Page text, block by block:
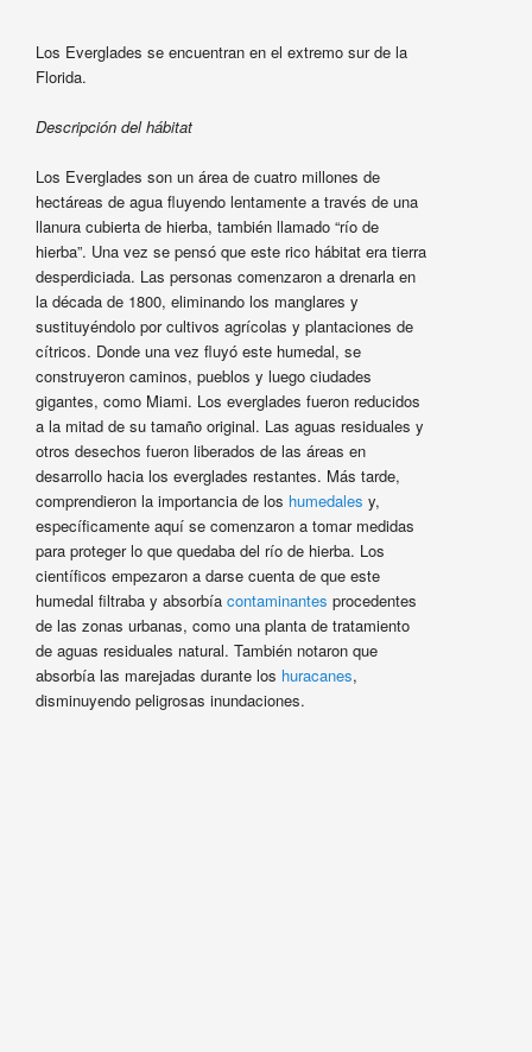
Los Everglades se encuentran en el extremo sur de la
Florida.
Descripción del hábitat
Los Everglades son un área de cuatro millones de
hectáreas de agua fluyendo lentamente a través de una
llanura cubierta de hierba, también llamado “río de
hierba”. Una vez se pensó que este rico hábitat era tierra
desperdiciada. Las personas comenzaron a drenarla en
la década de 1800, eliminando los manglares y
sustituyéndolo por cultivos agrícolas y plantaciones de
cítricos. Donde una vez fluyó este humedal, se
construyeron caminos, pueblos y luego ciudades
gigantes, como Miami. Los everglades fueron reducidos
a la mitad de su tamaño original. Las aguas residuales y
otros desechos fueron liberados de las áreas en
desarrollo hacia los everglades restantes. Más tarde,
comprendieron la importancia de los humedales y,
específicamente aquí se comenzaron a tomar medidas
para proteger lo que quedaba del río de hierba. Los
científicos empezaron a darse cuenta de que este
humedal filtraba y absorbía contaminantes procedentes
de las zonas urbanas, como una planta de tratamiento
de aguas residuales natural. También notaron que
absorbía las marejadas durante los huracanes,
disminuyendo peligrosas inundaciones.